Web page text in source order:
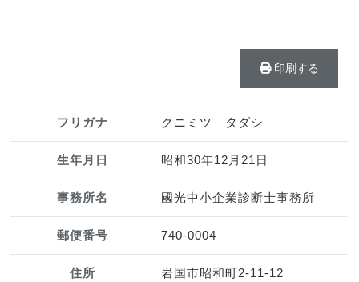
印刷する
フリガナ クニミツ タダシ
生年月日 昭和30年12月21日
事務所名 國光中小企業診断士事務所
郵便番号 740-0004
住所 岩国市昭和町2-11-12